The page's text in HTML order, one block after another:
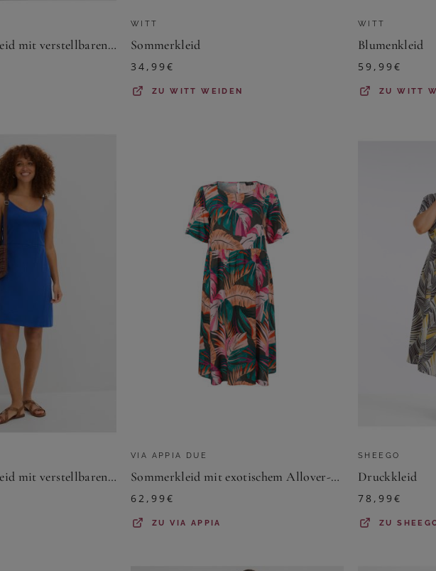
Sommer-Jersey-Kleid mit verstellbaren Trägern
WITT
Sommerkleid
34,99€
ZUWITT WEIDEN
WITT
Blumenkleid
59,99€
ZUWITT
Sommer-Jersey-Kleid mit verstellbaren Trägern
VIA APPIA DUE
Sommerkleid mit exotischem Allover-Muster
62,99€
ZUVIA APPIA
SHEEGO
Druckkleid
78,99€
ZU